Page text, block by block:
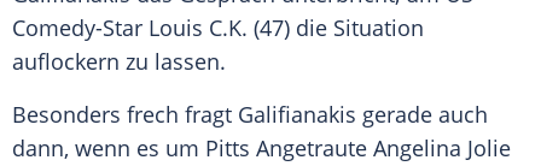
Comedy-Star Louis C.K. (47) die Situation
auflockern zu lassen.
Besonders frech fragt Galifianakis gerade auch
dann, wenn es um Pitts Angetraute Angelina Jolie